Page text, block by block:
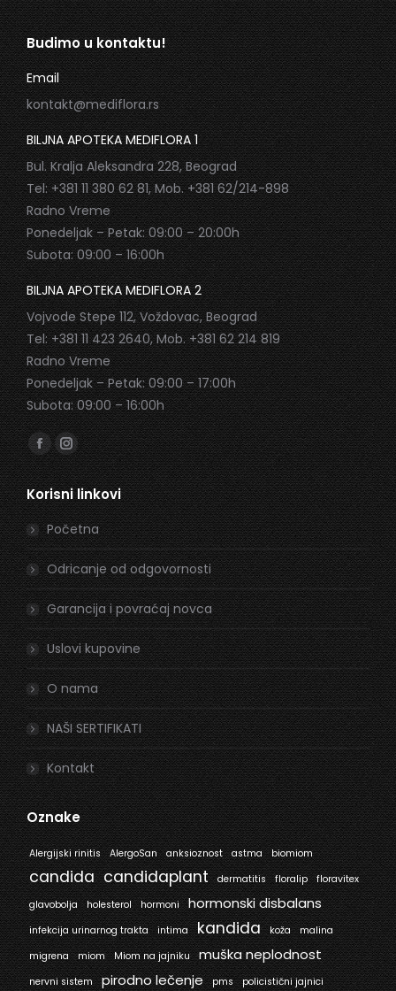
Budimo u kontaktu!
Email
kontakt@mediflora.rs
BILJNA APOTEKA MEDIFLORA 1
Bul. Kralja Aleksandra 228, Beograd
Tel: +381 11 380 62 81, Mob. +381 62/214-898
Radno Vreme
Ponedeljak – Petak: 09:00 – 20:00h
Subota: 09:00 – 16:00h
BILJNA APOTEKA MEDIFLORA 2
Vojvode Stepe 112, Voždovac, Beograd
Tel: +381 11 423 2640, Mob. +381 62 214 819
Radno Vreme
Ponedeljak – Petak: 09:00 – 17:00h
Subota: 09:00 – 16:00h
Find us on:
Facebook
page
opens
in
new
window
Instagram
page
opens
in
new
window
Korisni linkovi
Početna
Odricanje od odgovornosti
Garancija i povraćaj novca
Uslovi kupovine
O nama
NAŠI SERTIFIKATI
Kontakt
Oznake
Alergijski rinitis AlergoSan anksioznost astma biomiom
candida candidaplant dermatitis floralip
floravitex
glavobolja
holesterol hormoni hormonski disbalans
infekcija urinarnog trakta intima kandida koža
malina
migrena
miom Miom na jajniku muška neplodnost
nervni sistem pirodno lečenje pms policistični jajnici